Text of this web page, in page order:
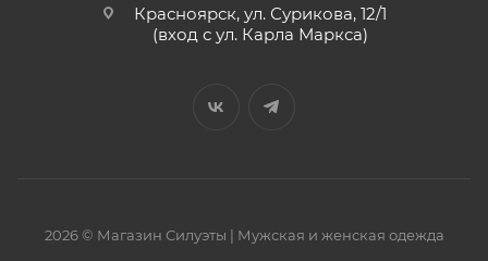
Красноярск, ул. Сурикова, 12/1
(вход с ул. Карла Маркса)
2026 © Магазин Силуэты | Мужская и женская одежда